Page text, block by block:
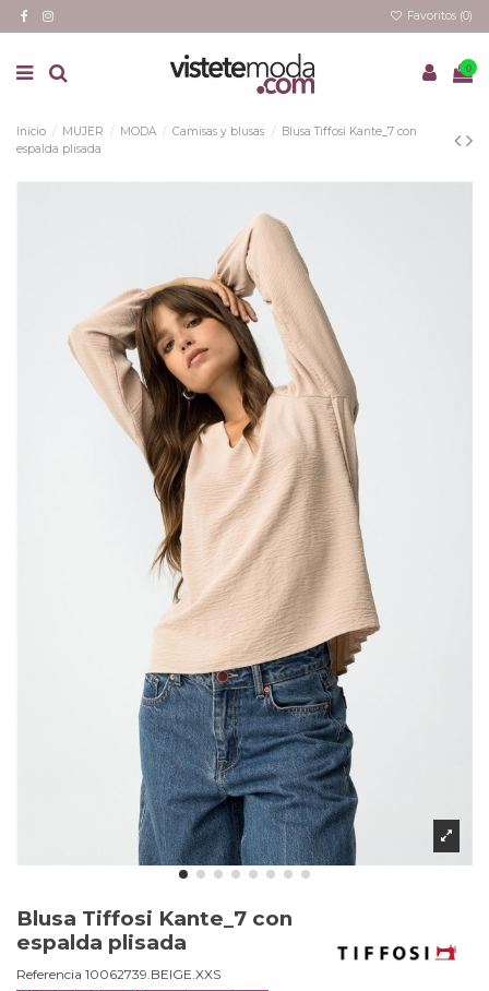
Favoritos (0)
0
Inicio MUJER MODA Camisas y blusas
Blusa Tiffosi Kante_7 con
espalda plisada
Blusa Tiffosi Kante_7 con
espalda plisada
Referencia 10062739.BEIGE.XXS